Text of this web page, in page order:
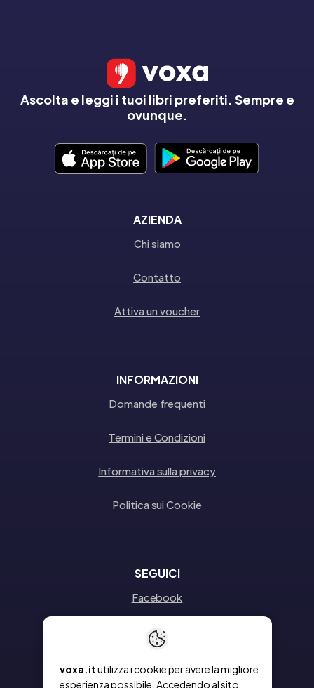
voxa.itutilizza i cookie per avere la migliore
esperienza possibile. Accedendo al sito
Ascolta e leggi i tuoi libri preferiti. Sempre e
ovunque.
AZIENDA
Chi siamo
Contatto
Attiva un voucher
INFORMAZIONI
Domande frequenti
Termini e Condizioni
Informativa sulla privacy
Politica sui Cookie
SEGUICI
Facebook
Instagram
Linkedin